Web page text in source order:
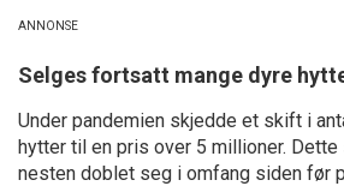
Selges fortsatt mange dyre
Under pandemien skjedde et skift i
hytter til en pris over 5 millioner. Dette
nesten doblet seg i omfang siden før